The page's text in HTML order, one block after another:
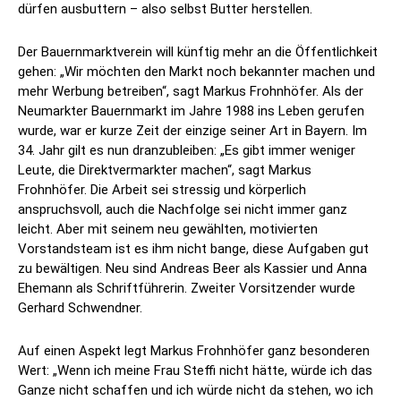
dürfen ausbuttern – also selbst Butter herstellen.
Der Bauernmarktverein will künftig mehr an die Öffentlichkeit
gehen: „Wir möchten den Markt noch bekannter machen und
mehr Werbung betreiben“, sagt Markus Frohnhöfer. Als der
Neumarkter Bauernmarkt im Jahre 1988 ins Leben gerufen
wurde, war er kurze Zeit der einzige seiner Art in Bayern. Im
34. Jahr gilt es nun dranzubleiben: „Es gibt immer weniger
Leute, die Direktvermarkter machen“, sagt Markus
Frohnhöfer. Die Arbeit sei stressig und körperlich
anspruchsvoll, auch die Nachfolge sei nicht immer ganz
leicht. Aber mit seinem neu gewählten, motivierten
Vorstandsteam ist es ihm nicht bange, diese Aufgaben gut
zu bewältigen. Neu sind Andreas Beer als Kassier und Anna
Ehemann als Schriftführerin. Zweiter Vorsitzender wurde
Gerhard Schwendner.
Auf einen Aspekt legt Markus Frohnhöfer ganz besonderen
Wert: „Wenn ich meine Frau Steffi nicht hätte, würde ich das
Ganze nicht schaffen und ich würde nicht da stehen, wo ich